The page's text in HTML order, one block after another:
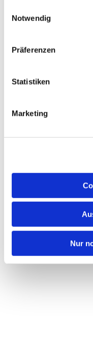
Notwendig
Präferenzen
Statistiken
Marketing
Nur